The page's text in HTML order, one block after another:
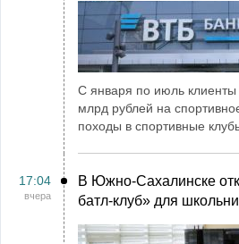
С января по июль
млрд рублей на
походы в спортивные
17:04
вчера
В Южно-Сахалинске
батл-клуб» для